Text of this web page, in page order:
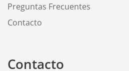
Preguntas Frecuentes
Contacto
Contacto